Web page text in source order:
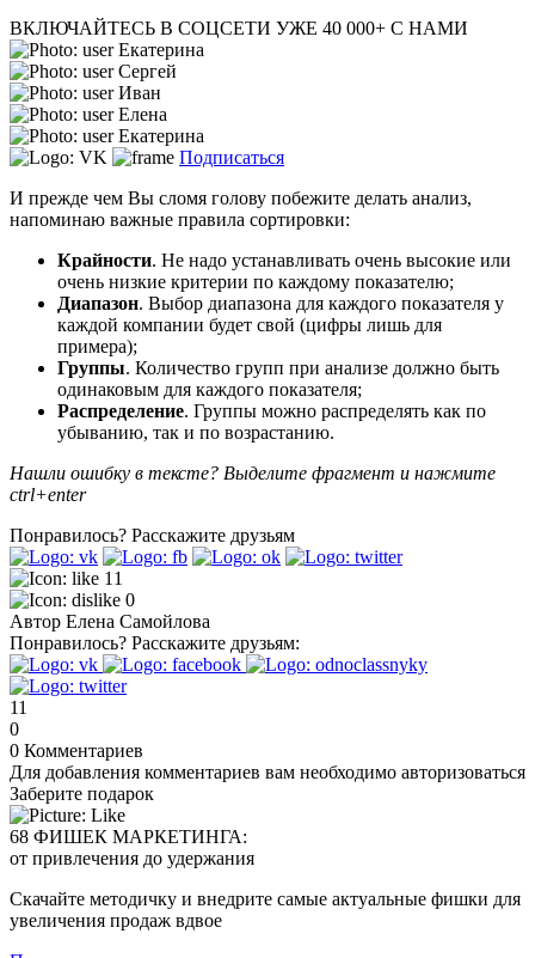
ВКЛЮЧАЙТЕСЬ В СОЦСЕТИ УЖЕ 40 000+ С НАМИ
Екатерина
Сергей
Иван
Елена
Екатерина
Подписаться
И прежде чем Вы сломя голову побежите делать анализ,
напоминаю важные правила сортировки:
Крайности. Не надо устанавливать очень высокие или
очень низкие критерии по каждому показателю;
Диапазон. Выбор диапазона для каждого показателя у
каждой компании будет свой (цифры лишь для
примера);
Группы. Количество групп при анализе должно быть
одинаковым для каждого показателя;
Распределение. Группы можно распределять как по
убыванию, так и по возрастанию.
Нашли ошибку в тексте? Выделите фрагмент и нажмите
ctrl+enter
Понравилось? Расскажите друзьям
11
0
Автор Елена Самойлова
Понравилось? Расскажите друзьям:
11
0
0 Комментариев
Для добавления комментариев вам необходимо авторизоваться
Заберите подарок
68 ФИШЕК МАРКЕТИНГА:
от привлечения до удержания
Скачайте методичку и внедрите самые актуальные фишки для
увеличения продаж вдвое